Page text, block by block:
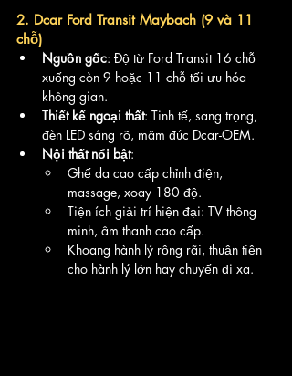
2. Dcar Ford Transit Maybach (9 và 11
chỗ)
Nguồn gốc: Độ từ Ford Transit 16 chỗ
xuống còn 9 hoặc 11 chỗ tối ưu hóa
không gian.
Thiết kế ngoại thất: Tinh tế, sang trọng,
đèn LED sáng rõ, mâm đúc Dcar-OEM.
Nội thất nổi bật:
Ghế da cao cấp chỉnh điện,
massage, xoay 180 độ.
Tiện ích giải trí hiện đại: TV thông
minh, âm thanh cao cấp.
Khoang hành lý rộng rãi, thuận tiện
cho hành lý lớn hay chuyến đi xa.